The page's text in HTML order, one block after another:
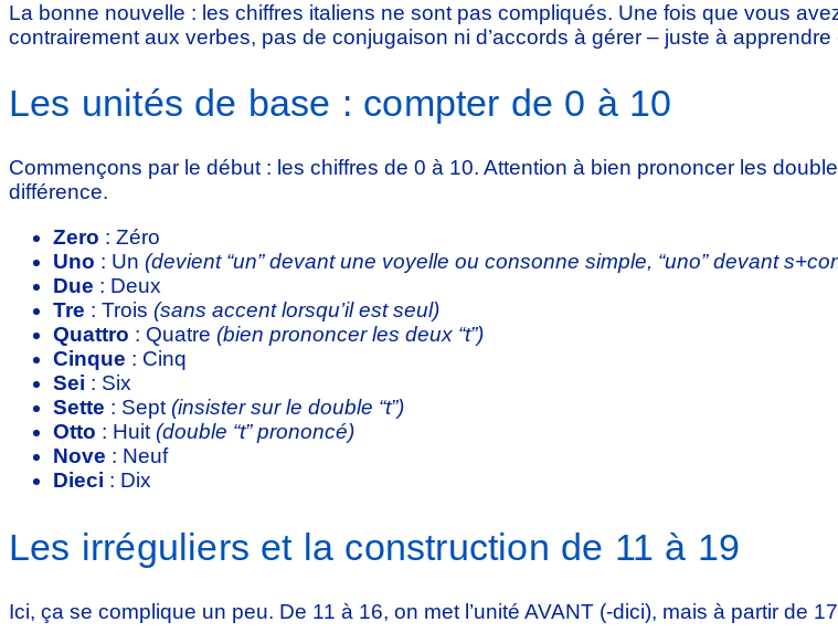
La bonne nouvelle : les chiffres italiens ne sont pas compliqués. Une fois que vous
contrairement aux verbes, pas de conjugaison ni d’accords à gérer – juste à apprendre
Les unités de base : compter de 0 à 10
Commençons par le début : les chiffres de 0 à 10. Attention à bien prononcer les
différence.
Zero : Zéro
Uno : Un (devient “un” devant une voyelle ou consonne simple, “uno” devant
Due : Deux
Tre : Trois (sans accent lorsqu’il est seul)
Quattro : Quatre (bien prononcer les deux “t”)
Cinque : Cinq
Sei : Six
Sette : Sept(insister sur le double “t”)
Otto : Huit(double “t” prononcé)
Nove : Neuf
Dieci : Dix
Les irréguliers et la construction de 11 à 19
Ici, ça se complique un peu. De 11 à 16, on met l’unité AVANT (-dici), mais à partir de